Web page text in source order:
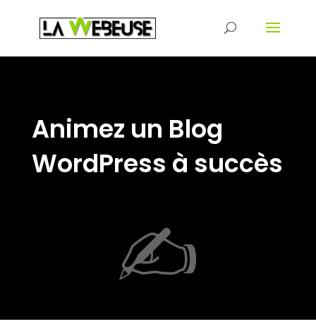
Animez un Blog
WordPress à succès
✍️